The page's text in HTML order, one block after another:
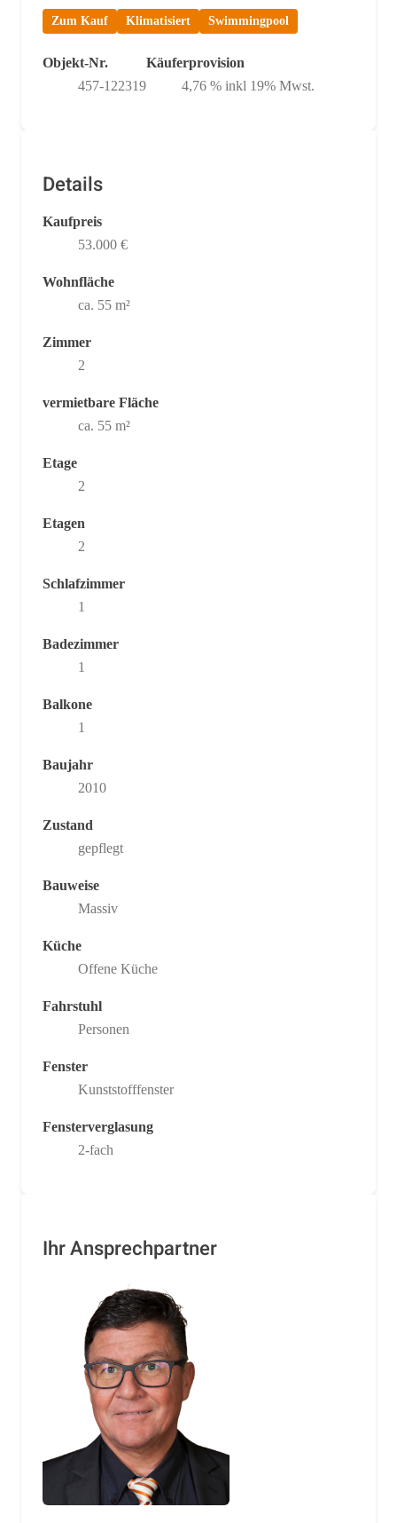
Zum Kauf Klimatisiert Swimmingpool
Objekt-Nr.
457-122319
Käuferprovision
4,76 % inkl 19% Mwst.
Details
Kaufpreis
53.000 €
Wohnfläche
ca. 55 m²
Zimmer
2
vermietbare Fläche
ca. 55 m²
Etage
2
Etagen
2
Schlafzimmer
1
Badezimmer
1
Balkone
1
Baujahr
2010
Zustand
gepflegt
Bauweise
Massiv
Küche
Offene Küche
Fahrstuhl
Personen
Fenster
Kunststofffenster
Fensterverglasung
2-fach
Ihr Ansprechpartner